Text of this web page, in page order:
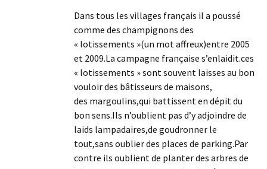
Dans tous les villages français il a poussé
comme des champignons des
« lotissements »(un mot affreux)entre 2005
et 2009.La campagne française s’enlaidit.ces
« lotissements » sont souvent laisses au bon
vouloir des bâtisseurs de maisons,
des margoulins,qui battissent en dépit du
bon sens.Ils n’oublient pas d’y adjoindre de
laids lampadaires,de goudronner le
tout,sans oublier des places de parking.Par
contre ils oublient de planter des arbres de